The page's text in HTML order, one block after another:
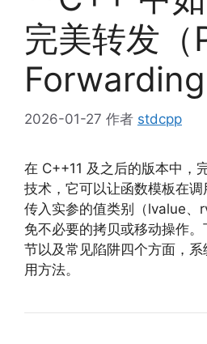
完美转发
2026-01-27 作者 stdcpp
在 C++11 及之后的版本中，
技术，它可以让函数模板在
传入实参的值类别（lvalue、
免不必要的拷贝或移动操作
节以及常见陷阱四个方面，
用方法。